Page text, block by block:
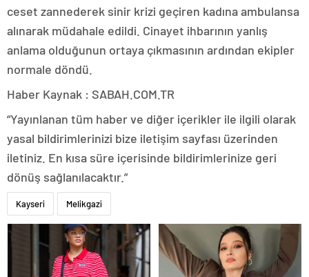
ceset zannederek sinir krizi geçiren kadına ambulansa
alınarak müdahale edildi. Cinayet ihbarının yanlış
anlama olduğunun ortaya çıkmasının ardından ekipler
normale döndü.
Haber Kaynak : SABAH.COM.TR
“Yayınlanan tüm haber ve diğer içerikler ile ilgili olarak
yasal bildirimlerinizi bize iletişim sayfası üzerinden
iletiniz. En kısa süre içerisinde bildirimlerinize geri
dönüş sağlanılacaktır.”
Kayseri Melikgazi